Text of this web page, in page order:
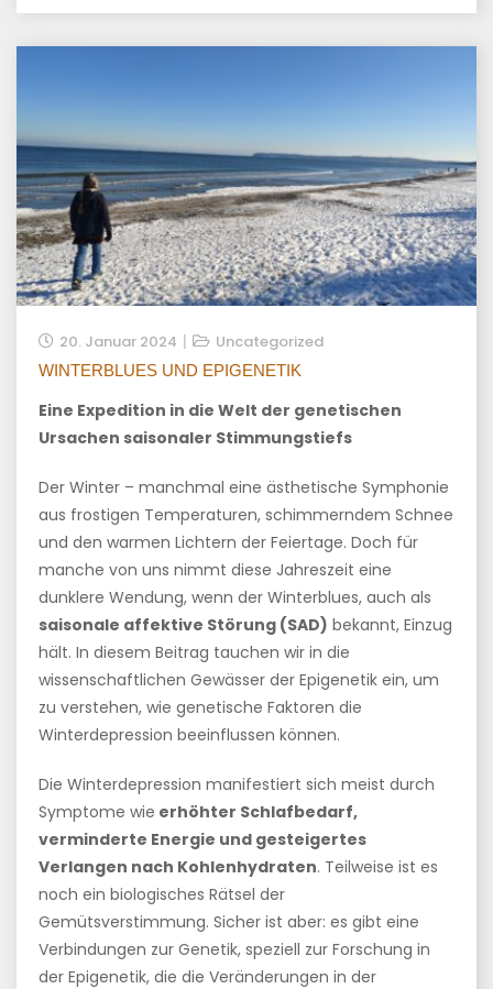
20. Januar 2024 Uncategorized
WINTERBLUES UND EPIGENETIK
Eine Expedition in die Welt der genetischen
Ursachen saisonaler Stimmungstiefs
Der Winter – manchmal eine ästhetische Symphonie
aus frostigen Temperaturen, schimmerndem Schnee
und den warmen Lichtern der Feiertage. Doch für
manche von uns nimmt diese Jahreszeit eine
dunklere Wendung, wenn der Winterblues, auch als
saisonale affektive Störung (SAD) bekannt, Einzug
hält. In diesem Beitrag tauchen wir in die
wissenschaftlichen Gewässer der Epigenetik ein, um
zu verstehen, wie genetische Faktoren die
Winterdepression beeinflussen können.
Die Winterdepression manifestiert sich meist durch
Symptome wie erhöhter Schlafbedarf,
verminderte Energie und gesteigertes
Verlangen nach Kohlenhydraten. Teilweise ist es
noch ein biologisches Rätsel der
Gemütsverstimmung. Sicher ist aber: es gibt eine
Verbindungen zur Genetik, speziell zur Forschung in
der Epigenetik, die die Veränderungen in der